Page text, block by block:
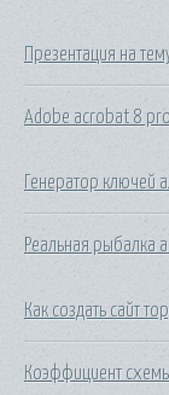
Презентация на
Adobe acrobat 8
Генератор ключей
Реальная рыбалка
Как создать сайт
Коэффициент